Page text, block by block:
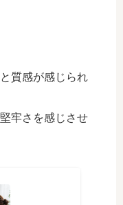
質感が感じられ
牢さを感じさせ